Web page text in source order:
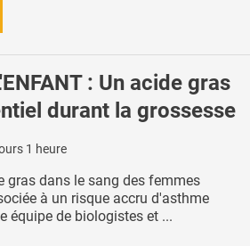
: Un acide gras
durant la grossesse
1 heure
gras dans le sang des femmes
à un risque accru d'asthme
équipe de biologistes et ...